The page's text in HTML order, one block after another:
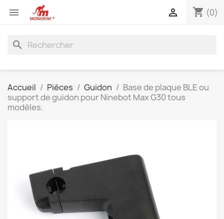
 shopping_cart (0)

search
Accueil Pièces Guidon
Base de plaque BLE ou
support de guidon pour Ninebot Max G30 tous
modèles.